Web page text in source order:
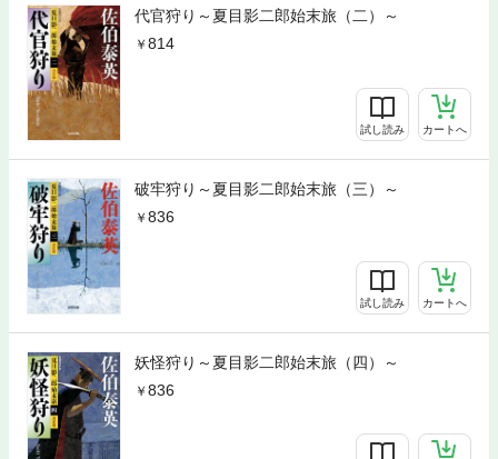
代官狩り～夏目影二郎始末旅（二）～
814
試し読み カートへ
破牢狩り～夏目影二郎始末旅（三）～
836
試し読み カートへ
妖怪狩り～夏目影二郎始末旅（四）～
836